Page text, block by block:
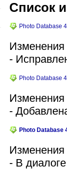
Список
Photo Database
Изменения
-
Photo Database
Изменения
-
Photo Database
Изменения
- В